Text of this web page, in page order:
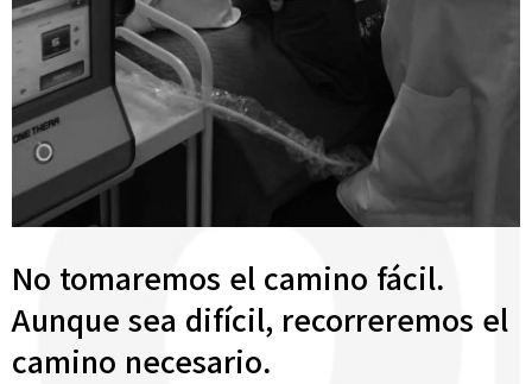
No tomaremos el camino fácil.
Aunque sea difícil, recorreremos el
camino necesario.